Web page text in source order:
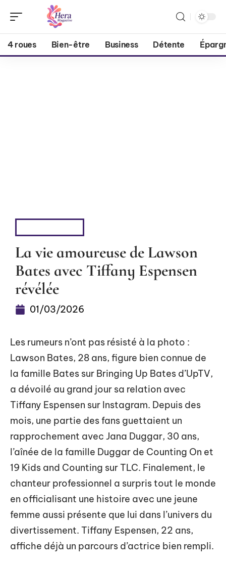
4 roues Bien-être Business Détente
La vie amoureuse de Lawson
Bates avec Tiffany Espensen
révélée
01/03/2026
Les rumeurs n’ont pas résisté à la photo :
Lawson Bates, 28 ans, figure bien connue de
la famille Bates sur Bringing Up Bates d’UpTV,
a dévoilé au grand jour sa relation avec
Tiffany Espensen sur Instagram. Depuis des
mois, une partie des fans guettaient un
rapprochement avec Jana Duggar, 30 ans,
l’aînée de la famille Duggar de Counting On et
19 Kids and Counting sur TLC. Finalement, le
chanteur professionnel a surpris tout le monde
en officialisant une histoire avec une jeune
femme aussi présente que lui dans l’univers du
divertissement. Tiffany Espensen, 22 ans,
affiche déjà un parcours d’actrice bien rempli.